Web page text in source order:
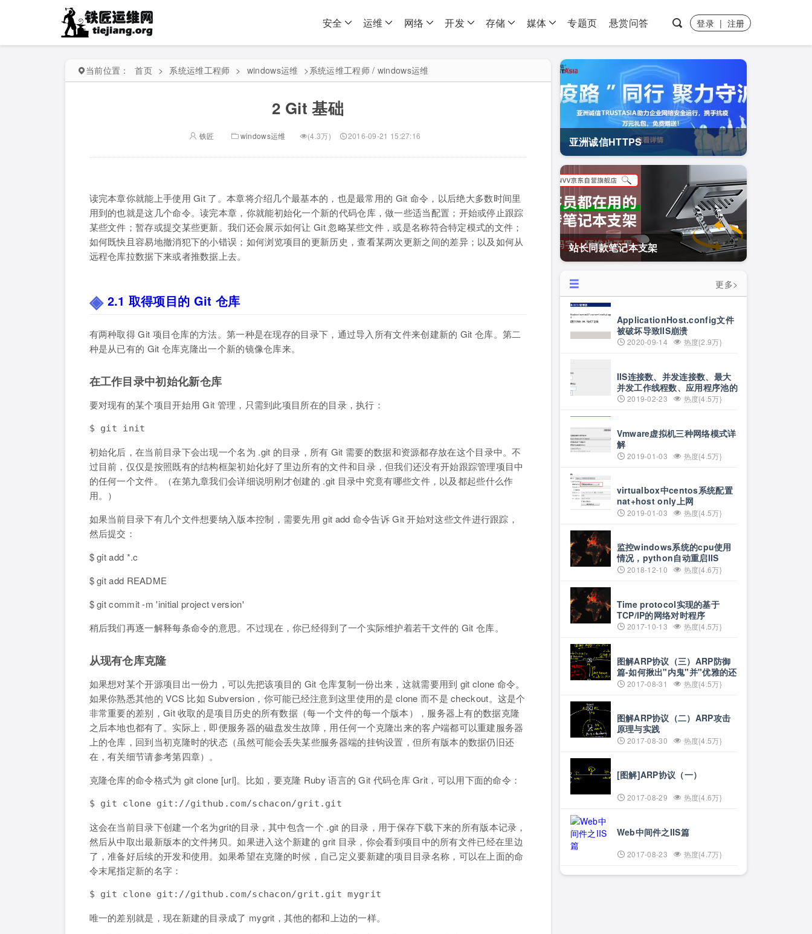
安全 运维 网络 开发 存储 媒体 专题页 悬赏问答 登录 | 注册
当前位置： 首页 > 系统运维工程师 > windows运维 >系统运维工程师 / windows运维
2 Git 基础
铁匠 windows运维 (4.3万) 2016-09-21 15:27:16
读完本章你就能上手使用 Git 了。本章将介绍几个最基本的，也是最常用的 Git 命令，以后绝大多数时间里
用到的也就是这几个命令。读完本章，你就能初始化一个新的代码仓库，做一些适当配置；开始或停止跟踪
某些文件；暂存或提交某些更新。我们还会展示如何让 Git 忽略某些文件，或是名称符合特定模式的文件；
如何既快且容易地撤消犯下的小错误；如何浏览项目的更新历史，查看某两次更新之间的差异；以及如何从
远程仓库拉数据下来或者推数据上去。
2.1 取得项目的 Git 仓库
有两种取得 Git 项目仓库的方法。第一种是在现存的目录下，通过导入所有文件来创建新的 Git 仓库。第二
种是从已有的 Git 仓库克隆出一个新的镜像仓库来。
在工作目录中初始化新仓库
要对现有的某个项目开始用 Git 管理，只需到此项目所在的目录，执行：
$ git init
初始化后，在当前目录下会出现一个名为 .git 的目录，所有 Git 需要的数据和资源都存放在这个目录中。不
过目前，仅仅是按照既有的结构框架初始化好了里边所有的文件和目录，但我们还没有开始跟踪管理项目中
的任何一个文件。（在第九章我们会详细说明刚才创建的 .git 目录中究竟有哪些文件，以及都起些什么作
用。）
如果当前目录下有几个文件想要纳入版本控制，需要先用 git add 命令告诉 Git 开始对这些文件进行跟踪，
然后提交：
$ git add *.c
$ git add README
$ git commit -m 'initial project version'
稍后我们再逐一解释每条命令的意思。不过现在，你已经得到了一个实际维护着若干文件的 Git 仓库。
从现有仓库克隆
如果想对某个开源项目出一份力，可以先把该项目的 Git 仓库复制一份出来，这就需要用到 git clone 命令。
如果你熟悉其他的 VCS 比如 Subversion，你可能已经注意到这里使用的是 clone 而不是 checkout。这是个
非常重要的差别，Git 收取的是项目历史的所有数据（每一个文件的每一个版本），服务器上有的数据克隆
之后本地也都有了。实际上，即便服务器的磁盘发生故障，用任何一个克隆出来的客户端都可以重建服务器
上的仓库，回到当初克隆时的状态（虽然可能会丢失某些服务器端的挂钩设置，但所有版本的数据仍旧还
在，有关细节请参考第四章）。
克隆仓库的命令格式为 git clone [url]。比如，要克隆 Ruby 语言的 Git 代码仓库 Grit，可以用下面的命令：
$ git clone git://github.com/schacon/grit.git
这会在当前目录下创建一个名为grit的目录，其中包含一个 .git 的目录，用于保存下载下来的所有版本记录，
然后从中取出最新版本的文件拷贝。如果进入这个新建的 grit 目录，你会看到项目中的所有文件已经在里边
了，准备好后续的开发和使用。如果希望在克隆的时候，自己定义要新建的项目目录名称，可以在上面的命
令末尾指定新的名字：
$ git clone git://github.com/schacon/grit.git mygrit
唯一的差别就是，现在新建的目录成了 mygrit，其他的都和上边的一样。
亚洲诚信HTTPS
站长同款笔记本支架
更多>
ApplicationHost.config文件
被破坏导致IIS崩溃
2020-09-14 热度{2.9万}
IIS连接数、并发连接数、最大
并发工作线程数、应用程序池的
队列长度、应用程序池的最大工
2019-02-23 热度{4.5万}
Vmware虚拟机三种网络模式详
解
2019-01-03 热度{4.5万}
virtualbox中centos系统配置
nat+host only上网
2019-01-03 热度{4.5万}
监控windows系统的cpu使用
情况，python自动重启IIS
2018-12-10 热度{4.6万}
Time protocol实现的基于
TCP/IP的网络对时程序
2017-10-13 热度{4.5万}
图解ARP协议（三）ARP防御
篇-如何揪出"内鬼"并"优雅的还
手"？2017-08-31 热度{4.5万}
图解ARP协议（二）ARP攻击
原理与实践
2017-08-30 热度{4.5万}
[图解]ARP协议（一）
2017-08-29 热度{4.6万}
Web中间件之IIS篇
2017-08-23 热度{4.7万}